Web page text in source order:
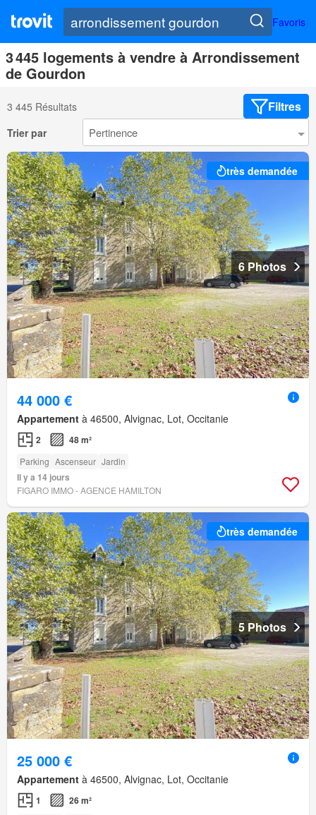
Favoris
3 445 logements à vendre à Arrondissement
de Gourdon
3 445 Résultats Filtres
Trier par
très demandée
6 Photos
44 000 €
Appartement à 46500, Alvignac, Lot, Occitanie
2 48 m²
Parking Ascenseur Jardin
Il y a 14 jours
FIGARO IMMO - AGENCE HAMILTON
très demandée
5 Photos
25 000 €
Appartement à 46500, Alvignac, Lot, Occitanie
1 26 m²